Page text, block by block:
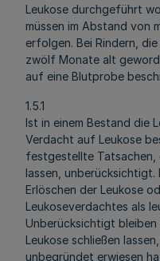
Leukose durchgeführt
müssen im Abstand von
erfolgen. Bei Rindern,
zwölf Monate alt
auf eine Blutprobe
1.5.1
Ist in einem Bestand die
Verdacht auf Leukose
festgestellte Tatsachen,
lassen, unberücksichtigt.
Erlöschen der Leukose
Leukoseverdachtes als
Unberücksichtigt
Leukose schließen
unbegründet erwiesen